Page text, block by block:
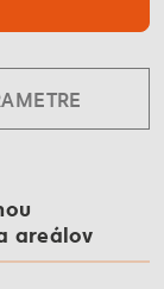
areálov